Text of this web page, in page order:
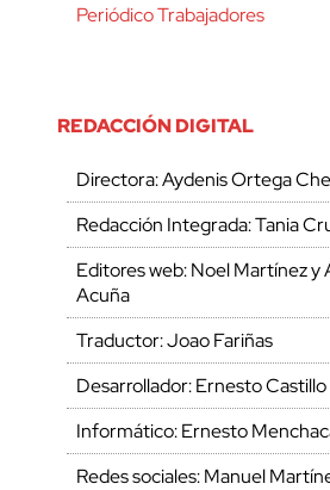
Periódico Trabajadores
REDACCIÓN DIGITAL
Directora: Aydenis Ortega Che
Redacción Integrada: Tania
Editores web: Noel Martínez y
Acuña
Traductor: Joao Fariñas
Desarrollador: Ernesto Castillo
Informático: Ernesto
Redes sociales: Manuel